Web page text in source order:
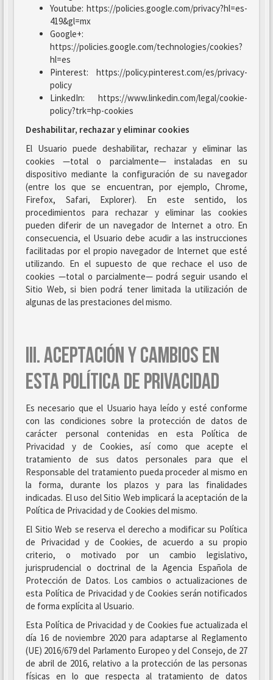
Youtube: https://policies.google.com/privacy?hl=es-
419&gl=mx
Google+:
https://policies.google.com/technologies/cookies?
hl=es
Pinterest: https://policy.pinterest.com/es/privacy-
policy
LinkedIn: https://www.linkedin.com/legal/cookie-
policy?trk=hp-cookies
Deshabilitar, rechazar y eliminar cookies
El Usuario puede deshabilitar, rechazar y eliminar las
cookies —total o parcialmente— instaladas en su
dispositivo mediante la configuración de su navegador
(entre los que se encuentran, por ejemplo, Chrome,
Firefox, Safari, Explorer). En este sentido, los
procedimientos para rechazar y eliminar las cookies
pueden diferir de un navegador de Internet a otro. En
consecuencia, el Usuario debe acudir a las instrucciones
facilitadas por el propio navegador de Internet que esté
utilizando. En el supuesto de que rechace el uso de
cookies —total o parcialmente— podrá seguir usando el
Sitio Web, si bien podrá tener limitada la utilización de
algunas de las prestaciones del mismo.
III. ACEPTACIÓN Y CAMBIOS EN
ESTA POLÍTICA DE PRIVACIDAD
Es necesario que el Usuario haya leído y esté conforme
con las condiciones sobre la protección de datos de
carácter personal contenidas en esta Política de
Privacidad y de Cookies, así como que acepte el
tratamiento de sus datos personales para que el
Responsable del tratamiento pueda proceder al mismo en
la forma, durante los plazos y para las finalidades
indicadas. El uso del Sitio Web implicará la aceptación de la
Política de Privacidad y de Cookies del mismo.
El Sitio Web se reserva el derecho a modificar su Política
de Privacidad y de Cookies, de acuerdo a su propio
criterio, o motivado por un cambio legislativo,
jurisprudencial o doctrinal de la Agencia Española de
Protección de Datos. Los cambios o actualizaciones de
esta Política de Privacidad y de Cookies serán notificados
de forma explícita al Usuario.
Esta Política de Privacidad y de Cookies fue actualizada el
día 16 de noviembre 2020 para adaptarse al Reglamento
(UE) 2016/679 del Parlamento Europeo y del Consejo, de 27
de abril de 2016, relativo a la protección de las personas
físicas en lo que respecta al tratamiento de datos